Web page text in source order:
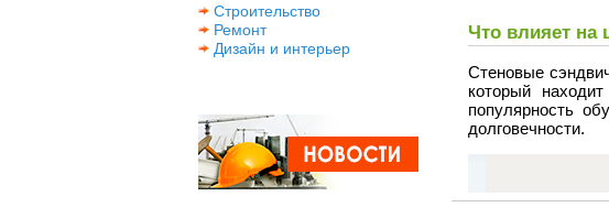
Строительство
Ремонт
Дизайн и интерьер
Что влияет на
Стеновые
который
популярность
долговечности.